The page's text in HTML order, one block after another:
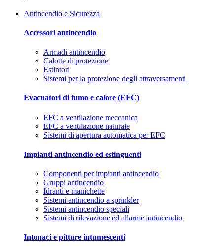
Antincendio e Sicurezza
Accessori antincendio
Armadi antincendio
Calotte di protezione
Estintori
Sistemi per la protezione degli attraversamenti
Evacuatori di fumo e calore (EFC)
EFC a ventilazione meccanica
EFC a ventilazione naturale
Sistemi di apertura automatica per EFC
Impianti antincendio ed estinguenti
Componenti per impianti antincendio
Gruppi antincendio
Idranti e manichette
Sistemi antincendio a sprinkler
Sistemi antincendio speciali
Sistemi di rilevazione ed allarme antincendio
Intonaci e pitture intumescenti